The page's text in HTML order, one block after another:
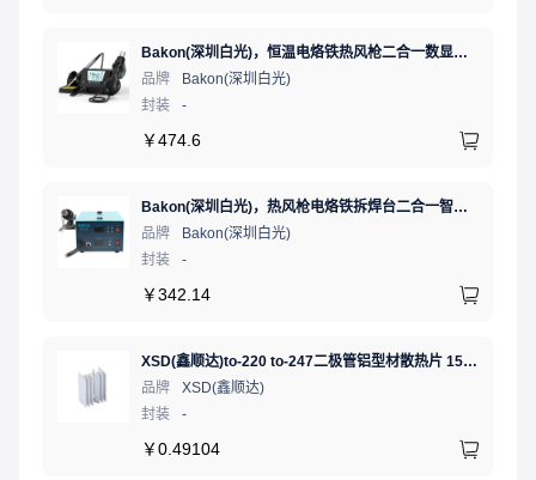
Bakon(深圳白光)，恒温电烙铁热风枪二合一数显可调温大功率无铅拆焊台，BK881（新老款交替发货）
品牌
Bakon(深圳白光)
封装
-
￥474.6
Bakon(深圳白光)，热风枪电烙铁拆焊台二合一智能双数显可调恒温焊接台，BK701D
品牌
Bakon(深圳白光)
封装
-
￥342.14
XSD(鑫顺达)to-220 to-247二极管铝型材散热片 15.5*10.5*21 本色带针大功率电子散热器（可定制）
品牌
XSD(鑫顺达)
封装
-
￥0.49104